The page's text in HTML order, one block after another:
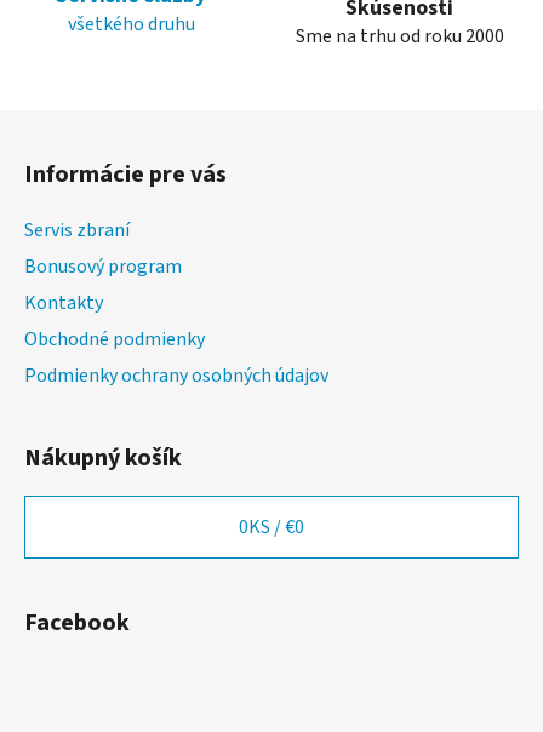
všetkého druhu
Skúsenosti
Sme na trhu od roku 2000
Informácie pre vás
Servis zbraní
Bonusový program
Kontakty
Obchodné podmienky
Podmienky ochrany osobných údajov
Nákupný košík
0KS /€0
Facebook